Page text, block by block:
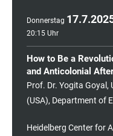
Donnerstag 17.7.
20:15 Uhr
How to Be a
and Anticolonial
Prof. Dr. Yogita Goyal,
(USA), Department of
Heidelberg Center for